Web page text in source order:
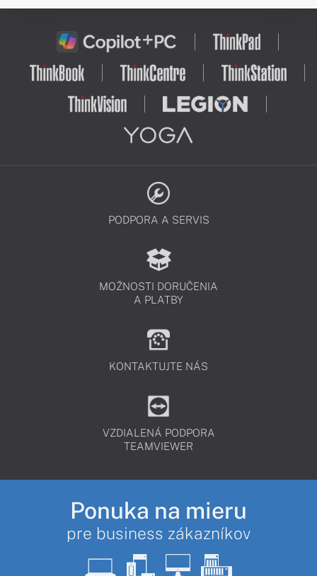
PODPORA A SERVIS
MOŽNOSTI DORUČENIA
A PLATBY
KONTAKTUJTE NÁS
VZDIALENÁ PODPORA
TEAMVIEWER
Ponuka na mieru
pre business zákazníkov